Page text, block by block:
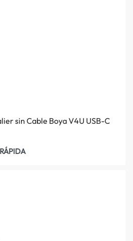
sin Cable Boya V4U USB-C